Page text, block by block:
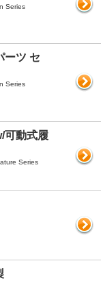
Series
ーツ セ
Series
可動式履
Series